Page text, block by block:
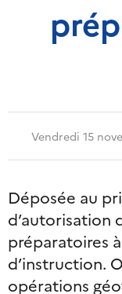
Vendredi 15
Déposée au
d’autorisation
préparatoires
d’instruction.
opérations